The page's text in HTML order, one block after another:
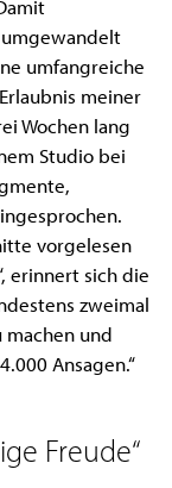
umfangreiche
meiner
Wochen lang
Studio bei
vorgelesen
erinnert sich die
zweimal
und
Ansagen.“
Freude“